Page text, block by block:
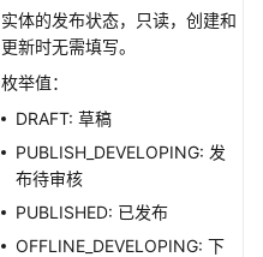
实体的发布状态，只读，创建和
更新时无需填写。
枚举值：
DRAFT: 草稿
PUBLISH_DEVELOPING: 发
布待审核
PUBLISHED: 已发布
OFFLINE_DEVELOPING: 下